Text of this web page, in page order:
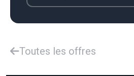
Toutes les offres